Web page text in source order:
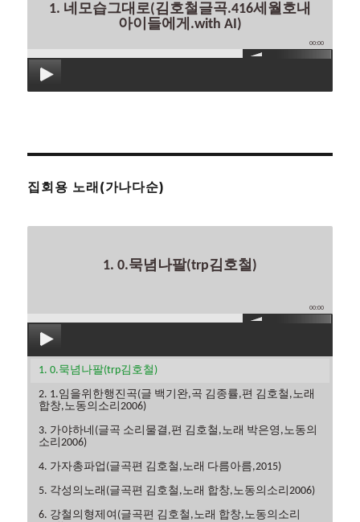
1. 네모습그대로(김호철글곡.416세월호내
아이들에게.with AI)
00:00
집회용 노래(가나다순)
1. 0.묵념나팔(trp김호철)
00:00
1. 0.묵념나팔(trp김호철)
2. 1.임을위한행진곡(글 백기완,곡 김종률,편 김호철,노래
합창,노동의소리2006)
3. 가야하네(글곡 소리물결,편 김호철,노래 박은영,노동의
소리2006)
4. 가자총파업(글곡편 김호철,노래 다름아름,2015)
5. 각성의노래(글곡편 김호철,노래 합창,노동의소리2006)
6. 강철의형제여(글곡편 김호철,노래 합창,노동의소리